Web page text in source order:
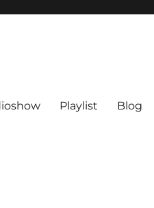
Playlist Blog